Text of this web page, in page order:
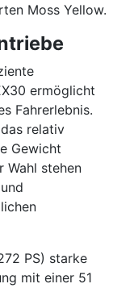
Moss Yellow.
ermöglicht
Fahrerlebnis.
relativ
Gewicht
Wahl stehen
PS) starke
mit einer 51